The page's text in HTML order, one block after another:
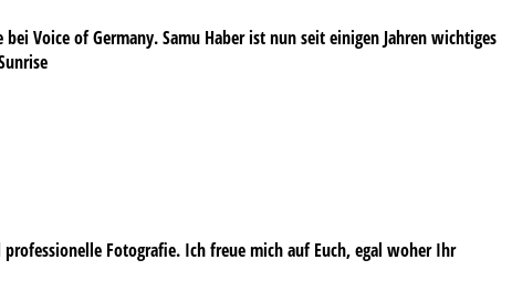
Voice of Germany. Samu Haber ist nun seit einigen Jahren wichtiges
Fotografie. Ich freue mich auf Euch, egal woher Ihr